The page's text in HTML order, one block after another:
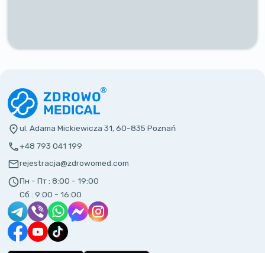
ul. Adama Mickiewicza 31, 60-835 Poznań
+48 793 041 199
rejestracja@zdrowomed.com
Пн - Пт : 8:00 - 19:00
Сб : 9:00 - 16:00